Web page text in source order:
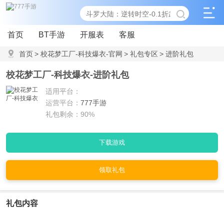
首页 BT手游 开服表 客服
首页> 校花梦工厂-科技爆衣-官网 > 礼包专区 > 进阶礼包
校花梦工厂-科技爆衣-进阶礼包
适用平台：
运营平台： 777手游
礼包剩余：90%
下载游戏
领取礼包
礼包内容